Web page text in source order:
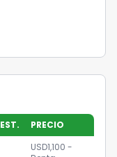
EST. PRECIO
USD1,100 -